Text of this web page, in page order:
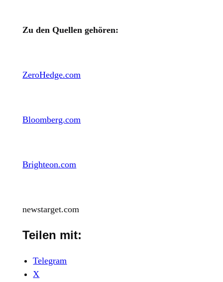
Zu den Quellen gehören:
ZeroHedge.com
Bloomberg.com
Brighteon.com
newstarget.com
Teilen mit:
Telegram
X